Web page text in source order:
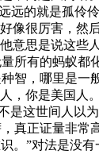
的就是孤伶
很厉害，
思是说这些
有的蚂蚁
，哪里是
，你是美国
是这世间人
真正证量非常
”对法是没